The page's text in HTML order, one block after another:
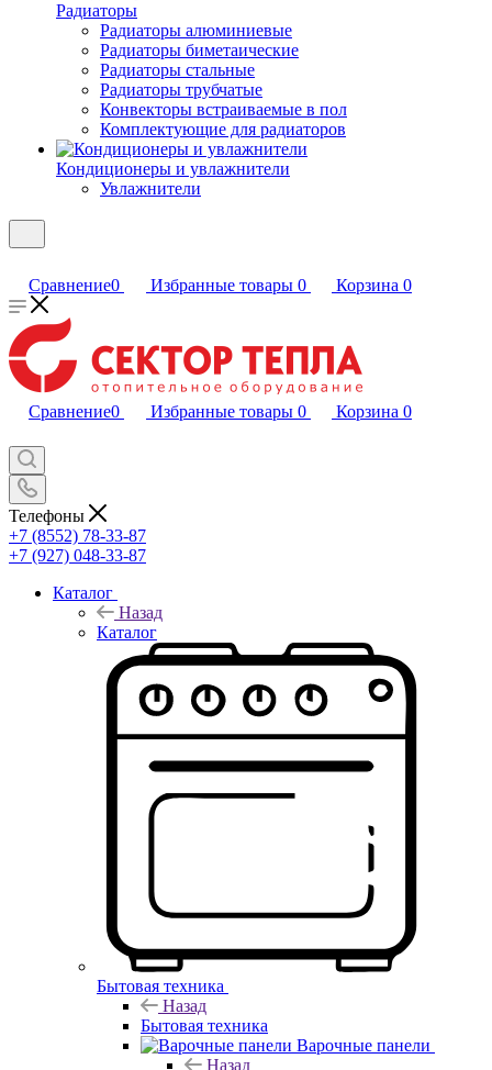
Радиаторы
Радиаторы алюминиевые
Радиаторы биметаические
Радиаторы стальные
Радиаторы трубчатые
Конвекторы встраиваемые в пол
Комплектующие для радиаторов
Кондиционеры и увлажнители
Увлажнители
Сравнение0 Избранные товары 0 Корзина 0
Сравнение0 Избранные товары 0 Корзина 0
Телефоны
+7 (8552) 78-33-87
+7 (927) 048-33-87
Каталог
Назад
Каталог
Бытовая техника
Назад
Бытовая техника
Варочные панели
Назад